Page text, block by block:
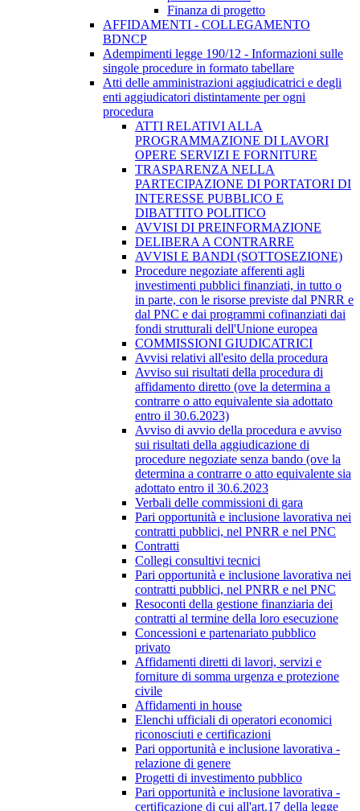
Finanza di progetto
AFFIDAMENTI - COLLEGAMENTO
BDNCP
Adempimenti legge 190/12 - Informazioni sulle
singole procedure in formato tabellare
Atti delle amministrazioni aggiudicatrici e degli
enti aggiudicatori distintamente per ogni
procedura
ATTI RELATIVI ALLA
PROGRAMMAZIONE DI LAVORI
OPERE SERVIZI E FORNITURE
TRASPARENZA NELLA
PARTECIPAZIONE DI PORTATORI DI
INTERESSE PUBBLICO E
DIBATTITO POLITICO
AVVISI DI PREINFORMAZIONE
DELIBERA A CONTRARRE
AVVISI E BANDI (SOTTOSEZIONE)
Procedure negoziate afferenti agli
investimenti pubblici finanziati, in tutto o
in parte, con le risorse previste dal PNRR e
dal PNC e dai programmi cofinanziati dai
fondi strutturali dell'Unione europea
COMMISSIONI GIUDICATRICI
Avvisi relativi all'esito della procedura
Avviso sui risultati della procedura di
affidamento diretto (ove la determina a
contrarre o atto equivalente sia adottato
entro il 30.6.2023)
Avviso di avvio della procedura e avviso
sui risultati della aggiudicazione di
procedure negoziate senza bando (ove la
determina a contrarre o atto equivalente sia
adottato entro il 30.6.2023
Verbali delle commissioni di gara
Pari opportunità e inclusione lavorativa nei
contratti pubblici, nel PNRR e nel PNC
Contratti
Collegi consultivi tecnici
Pari opportunità e inclusione lavorativa nei
contratti pubblici, nel PNRR e nel PNC
Resoconti della gestione finanziaria dei
contratti al termine della loro esecuzione
Concessioni e partenariato pubblico
privato
Affidamenti diretti di lavori, servizi e
forniture di somma urgenza e protezione
civile
Affidamenti in house
Elenchi ufficiali di operatori economici
riconosciuti e certificazioni
Pari opportunità e inclusione lavorativa -
relazione di genere
Progetti di investimento pubblico
Pari opportunità e inclusione lavorativa -
certificazione di cui all'art.17 della legge